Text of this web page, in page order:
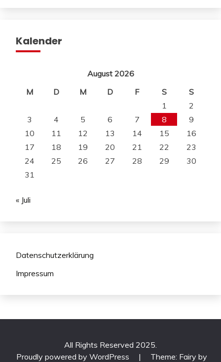
Kalender
August 2026
M
D M D F S
S
1
2
3
4 5 6 7 8
9
10
11 12 13 14 15
16
17
18 19 20 21 22
23
24
25 26 27 28 29
30
31
« Juli
Datenschutzerklärung
Impressum
All Rights Reserved 2025.
Proudly powered by WordPress
| Theme: Fairy by